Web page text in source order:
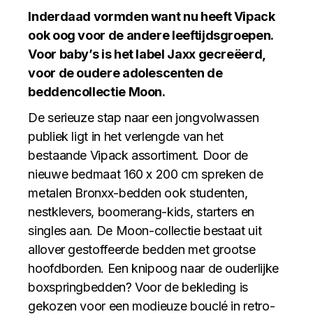
Inderdaad vormden want nu heeft Vipack
ook oog voor de andere leeftijdsgroepen.
Voor baby’s is het label Jaxx gecreëerd,
voor de oudere adolescenten de
beddencollectie Moon.
De serieuze stap naar een jongvolwassen
publiek ligt in het verlengde van het
bestaande Vipack assortiment. Door de
nieuwe bedmaat 160 x 200 cm spreken de
metalen Bronxx-bedden ook studenten,
nestklevers, boomerang-kids, starters en
singles aan. De Moon-collectie bestaat uit
allover gestoffeerde bedden met grootse
hoofdborden. Een knipoog naar de ouderlijke
boxspringbedden? Voor de bekleding is
gekozen voor een modieuze bouclé in retro-